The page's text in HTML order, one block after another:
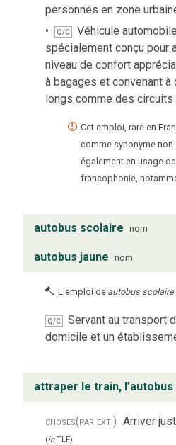
personnes en zone
Q/C
Véhicule
spécialement conçu pour
niveau de confort
à bagages et convenant
longs comme des circuits
Cet emploi, rare en
comme synonyme
également en usage
francophonie,
autobus scolaire nom
autobus jaune nom
L'emploi de autobus scolaire
Q/C
Servant au transport
domicile et un
attraper le train, l’autobus
choses(par ext.) Arriver
(inTLF)